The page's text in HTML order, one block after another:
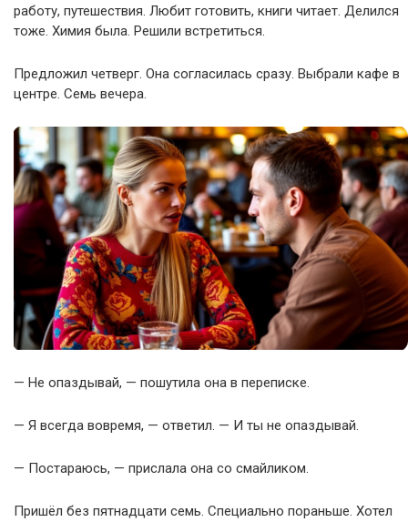
работу, путешествия. Любит готовить, книги читает. Делился
тоже. Химия была. Решили встретиться.
Предложил четверг. Она согласилась сразу. Выбрали кафе в
центре. Семь вечера.
— Не опаздывай, — пошутила она в переписке.
— Я всегда вовремя, — ответил. — И ты не опаздывай.
— Постараюсь, — прислала она со смайликом.
Пришёл без пятнадцати семь. Специально пораньше. Хотел